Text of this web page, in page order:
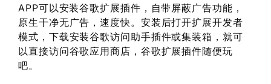
APP可以安装谷歌扩展插件，自带屏蔽广告功能，
原生干净无广告，速度快。安装后打开扩展开发者
模式，下载安装谷歌访问助手插件或集装箱，就可
以直接访问谷歌应用商店，谷歌扩展插件随便玩
吧。